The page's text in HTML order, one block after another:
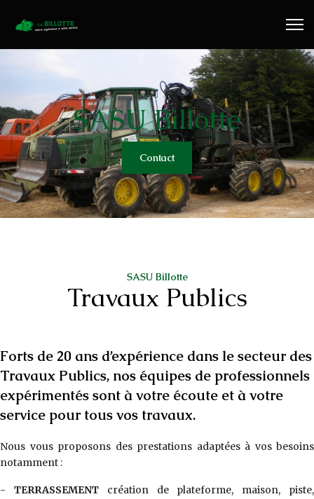
Travaux Forestiers
Transport & Location
Plaquettes Forestière
Traitement de Déchets Bois
SASU Billotte
Contact
SASU Billotte
Travaux Publics
Forts de 20 ans d’expérience dans le secteur des
Travaux Publics, nos équipes de professionnels
expérimentés sont à votre écoute et à votre
service pour tous vos travaux.
Nous vous proposons des prestations adaptées à vos besoins
notamment :
- TERRASSEMENTcréation de plateforme, maison, piste,